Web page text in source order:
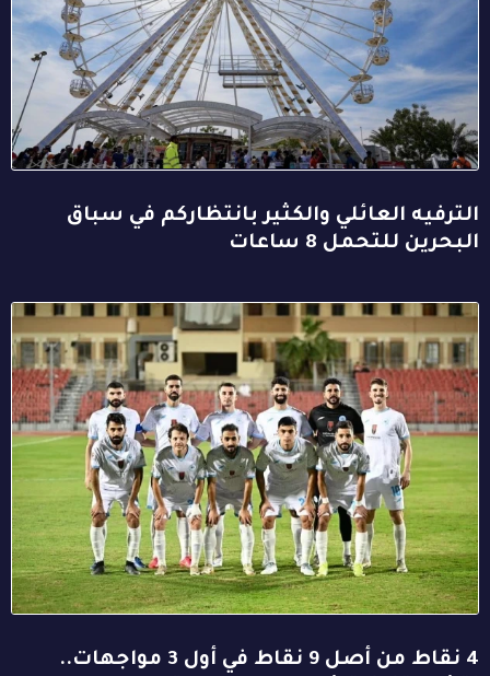
الترفيه العائلي والكثير بانتظاركم في سباق
البحرين للتحمل 8 ساعات
4 نقاط من أصل 9 نقاط في أول 3 مواجهات..